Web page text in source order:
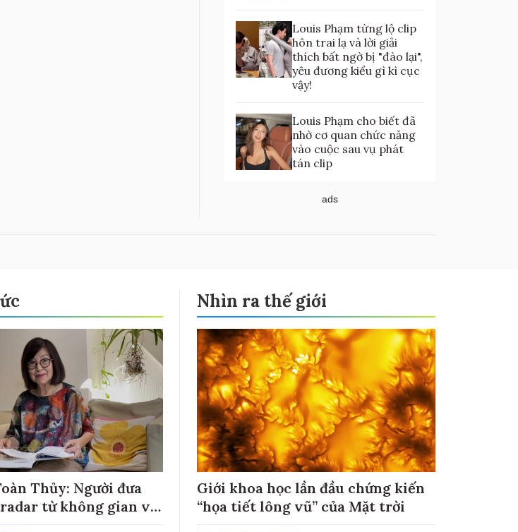
Louis Phạm từng lộ clip
hôn trai lạ và lời giải
thích bất ngờ bị "đào lại",
yêu đương kiểu gì kì cục
vậy!
Louis Phạm cho biết đã
nhờ cơ quan chức năng
vào cuộc sau vụ phát
tán clip
ads
Thủy: Người đưa
từ không gian về
Nhìn ra thế giới
Giới khoa học lần đầu chứng kiến
“họa tiết lông vũ” của Mặt trời